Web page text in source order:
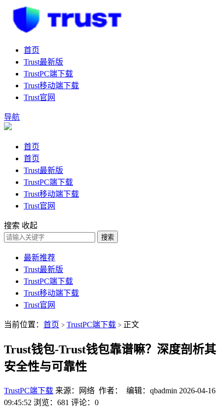
首页
Trust最新版
TrustPC端下载
Trust移动端下载
Trust官网
导航
首页
首页
Trust最新版
TrustPC端下载
Trust移动端下载
Trust官网
搜索 收起
搜索
最新推荐
Trust最新版
TrustPC端下载
Trust移动端下载
Trust官网
当前位置： 首页 > TrustPC端下载 > 正文
Trust钱包-Trust钱包靠谱嘛？深度剖析其
安全性与可靠性
TrustPC端下载 来源：网络 作者： 编辑：qbadmin 2026-04-16
09:45:52 浏览：681 评论：0